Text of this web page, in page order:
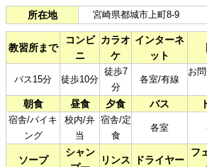
所在地 宮崎県都城市上町8-9
教習所まで
コンビ
ニ
カラオ
ケ
インターネ
ット
バス15分 徒歩10分
徒歩7
分
各室/有線
お
朝食 昼食 夕食 バス
宿舎/バイキ
ング
校内/弁
当
宿舎/定
食
各室
ソープ
シャン
リンス ドライヤー
フ